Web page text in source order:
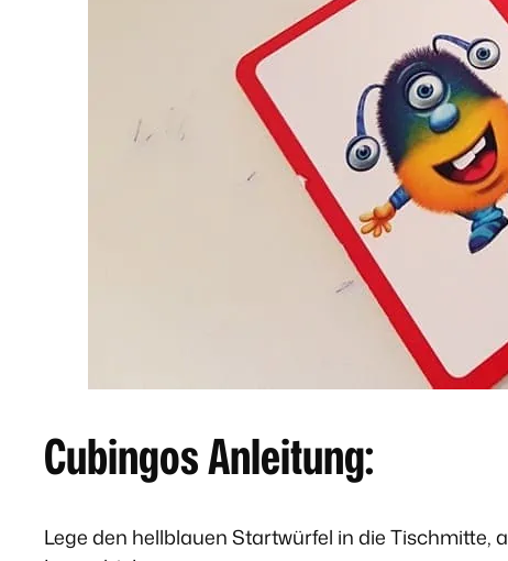
Cubingos Anleitung:
Lege den hellblauen Startwürfel in die Tischmitte,